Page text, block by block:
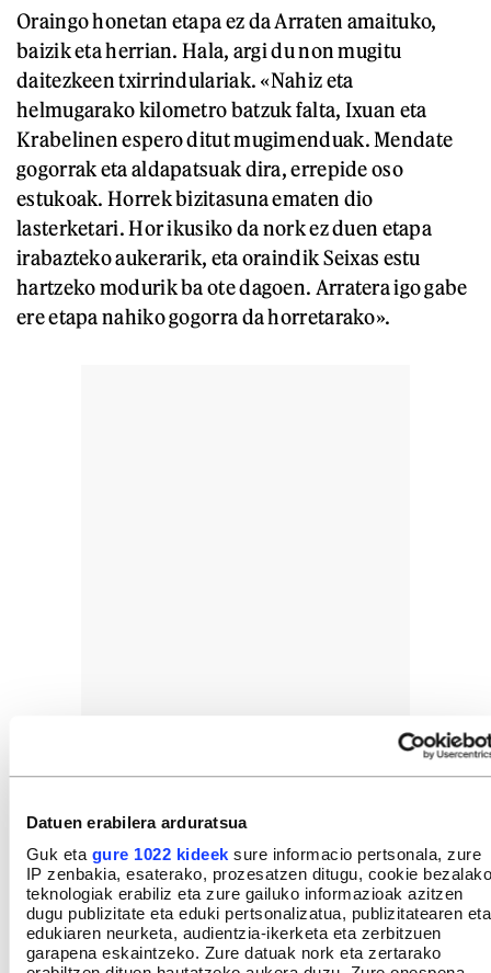
Datuen erabilera arduratsua
Guk eta gure 1022 kideek sure informacio pertsonala, zure
IP zenbakia, esaterako, prozesatzen ditugu, cookie bezalako
teknologiak erabiliz eta zure gailuko informazioak azitzen
dugu publizitate eta eduki pertsonalizatua, publizitatearen eta
edukiaren neurketa, audientzia-ikerketa eta zerbitzuen
garapena eskaintzeko. Zure datuak nork eta zertarako
Oraingo honetan etapa ez da Arraten amaituko,
baizik eta herrian. Hala, argi du non mugitu
daitezkeen txirrindulariak. «Nahiz eta
helmugarako kilometro batzuk falta, Ixuan eta
Krabelinen espero ditut mugimenduak. Mendate
gogorrak eta aldapatsuak dira, errepide oso
estukoak. Horrek bizitasuna ematen dio
lasterketari. Hor ikusiko da nork ez duen etapa
irabazteko aukerarik, eta oraindik Seixas estu
hartzeko modurik ba ote dagoen. Arratera igo gabe
ere etapa nahiko gogorra da horretarako».